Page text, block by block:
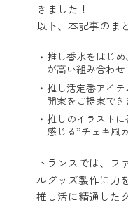
きました！
以下、本記事のま
推し香水をはじ
が高い組み合わせ
推し活定番アイ
開案をご提案でき
推しのイラスト
感じる”チェキ風
トランスでは、フ
ルグッズ製作に力
推し活に精通した